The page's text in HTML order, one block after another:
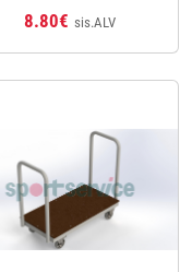
8.80€ sis.ALV